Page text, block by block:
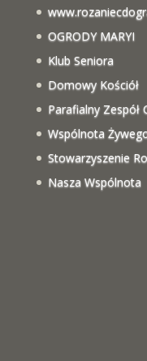
OGRODY MARYI
Klub Seniora
Domowy Kościół
Parafialny Zespół
Wspólnota
Stowarzyszenie
Nasza Wspólnota